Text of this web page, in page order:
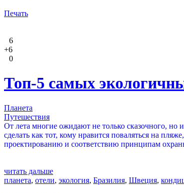
Печать
6
+6
0
Топ-5 самых
Планета
Путешествия
От лета многие ожидают не только сказочного, но
сделать как тот, кому нравится поваляться на
проектированию и соответствию принципам
читать дальше
планета, отели, экология, Бразилия, Швеция,